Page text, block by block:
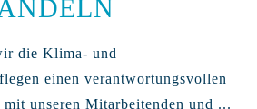
die Klima- und
einen verantwortungsvollen
unseren Mitarbeitenden und ...